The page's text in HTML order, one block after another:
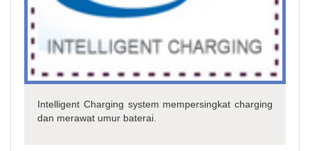
Intelligent Charging system mempersingkat charging
dan merawat umur baterai.